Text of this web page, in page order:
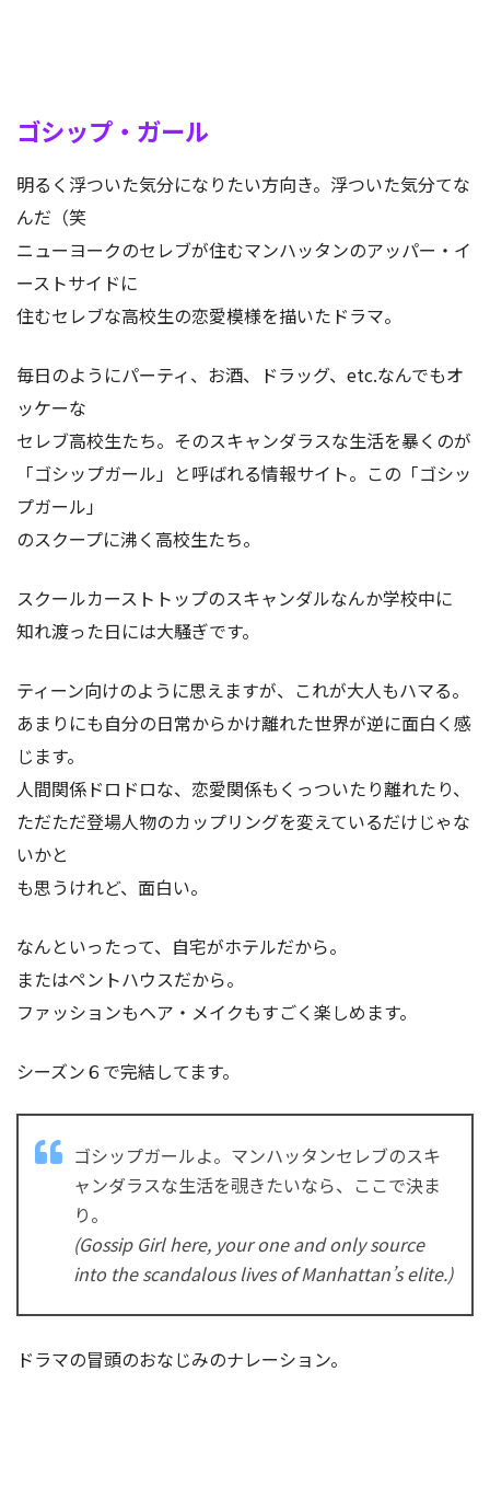
ゴシップ・ガール
明るく浮ついた気分になりたい方向き。浮ついた気分てな
んだ（笑
ニューヨークのセレブが住むマンハッタンのアッパー・イ
ーストサイドに
住むセレブな高校生の恋愛模様を描いたドラマ。
毎日のようにパーティ、お酒、ドラッグ、etc.なんでもオ
ッケーな
セレブ高校生たち。そのスキャンダラスな生活を暴くのが
「ゴシップガール」と呼ばれる情報サイト。この「ゴシッ
プガール」
のスクープに沸く高校生たち。
スクールカーストトップのスキャンダルなんか学校中に
知れ渡った日には大騒ぎです。
ティーン向けのように思えますが、これが大人もハマる。
あまりにも自分の日常からかけ離れた世界が逆に面白く感
じます。
人間関係ドロドロな、恋愛関係もくっついたり離れたり、
ただただ登場人物のカップリングを変えているだけじゃな
いかと
も思うけれど、面白い。
なんといったって、自宅がホテルだから。
またはペントハウスだから。
ファッションもヘア・メイクもすごく楽しめます。
シーズン６で完結してます。
ゴシップガールよ。マンハッタンセレブのスキ
ャンダラスな生活を覗きたいなら、ここで決ま
り。
(Gossip Girl here, your one and only source
into the scandalous lives of Manhattan’s elite.)
ドラマの冒頭のおなじみのナレーション。